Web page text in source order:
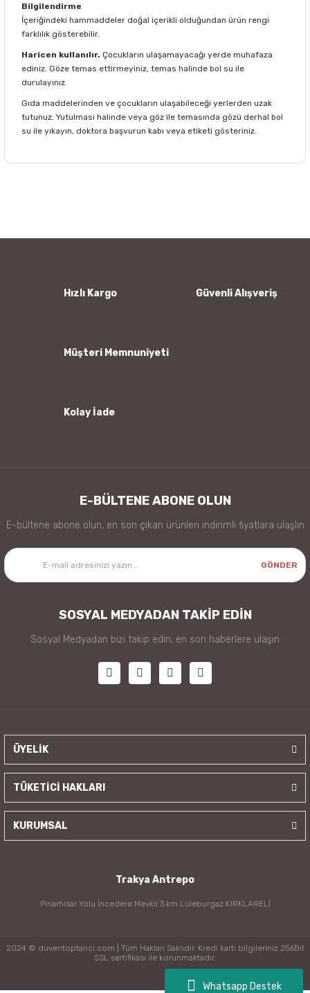
Whatsapp Destek
Bilgilendirme
İçeriğindeki hammaddeler doğal içerikli olduğundan ürün rengi
farklılık gösterebilir.
Haricen kullanılır. Çocukların ulaşamayacağı yerde muhafaza
ediniz. Göze temas ettirmeyiniz, temas halinde bol su ile
durulayınız.
Gıda maddelerinden ve çocukların ulaşabileceği yerlerden uzak
tutunuz. Yutulması halinde veya göz ile temasında gözü derhal bol
su ile yıkayın, doktora başvurun kabı veya etiketi gösteriniz.
Ürün bilgilerinde hatalar bulunuyor.
Hızlı Kargo Güvenli Alışveriş
Müşteri Memnuniyeti
Kolay İade
E-BÜLTENE ABONE OLUN
E-bültene abone olun, en son çıkan ürünleri indirimli fiyatlara ulaşlın
GÖNDER
SOSYAL MEDYADAN TAKİP EDİN
Sosyal Medyadan bizi takip edin, en son haberlere ulaşın
ÜYELİK
TÜKETİCİ HAKLARI
KURUMSAL
Trakya Antrepo
Pınarhisar Yolu İncedere Mevkii 3.km Lüleburgaz KIRKLARELİ
2024 © duventoptanci.com | Tüm Hakları Saklıdır. Kredi kartı bilgileriniz 256Bit
SSL sertifikası ile korunmaktadır.